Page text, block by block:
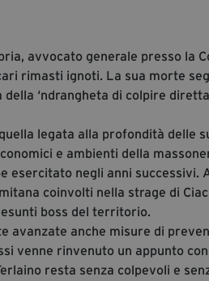
avvocato generale presso la
rimasti ignoti. La sua morte
‘ndrangheta di colpire
legata alla profondità delle
e ambienti della
esercitato negli anni successivi.
coinvolti nella strage di
boss del territorio.
avanzate anche misure di
venne rinvenuto un appunto
resta senza colpevoli e